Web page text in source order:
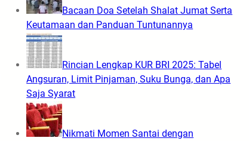
Bacaan Doa Setelah Shalat Jumat Serta
Keutamaan dan Panduan Tuntunannya
Rincian Lengkap KUR BRI 2025: Tabel
Angsuran, Limit Pinjaman, Suku Bunga, dan Apa
Saja Syarat
Nikmati Momen Santai dengan